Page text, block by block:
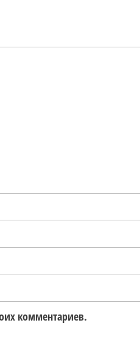
комментариев.